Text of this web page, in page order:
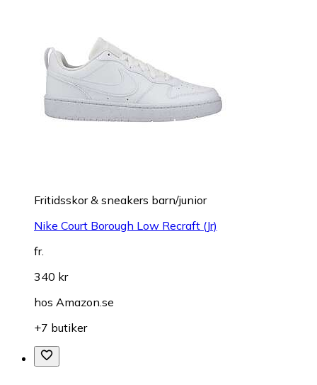
Fritidsskor & sneakers barn/junior
Nike Court Borough Low Recraft (Jr)
fr.
340 kr
hos Amazon.se
+7 butiker